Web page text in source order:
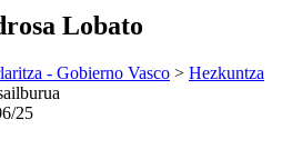
Lobato
- Gobierno Vasco > Hezkuntza
25